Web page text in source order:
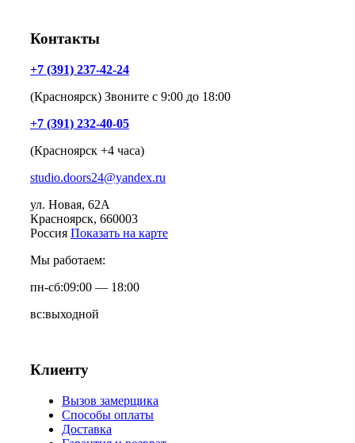
Контакты
+7 (391) 237-42-24
(Красноярск) Звоните с 9:00 до 18:00
+7 (391) 232-40-05
(Красноярск +4 часа)
studio.doors24@yandex.ru
ул. Новая, 62А
Красноярск, 660003
Россия Показать на карте
Мы работаем:
пн-сб:09:00 — 18:00
вс:выходной
Клиенту
Вызов замерщика
Способы оплаты
Доставка